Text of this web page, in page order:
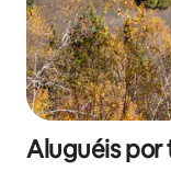
Aluguéis por